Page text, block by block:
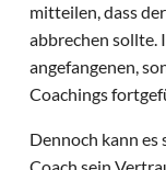
mitteilen, dass
abbrechen sollte.
angefangenen,
Coachings
Dennoch kann es